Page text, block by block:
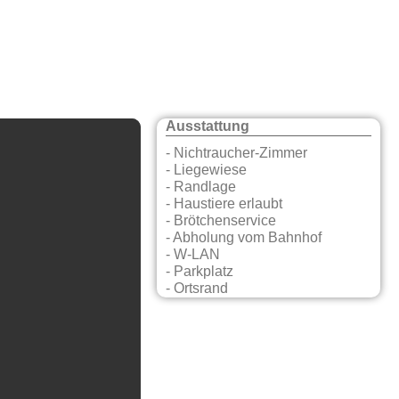
Ausstattung
- Nichtraucher-Zimmer
- Liegewiese
- Randlage
- Haustiere erlaubt
- Brötchenservice
- Abholung vom Bahnhof
- W-LAN
- Parkplatz
- Ortsrand